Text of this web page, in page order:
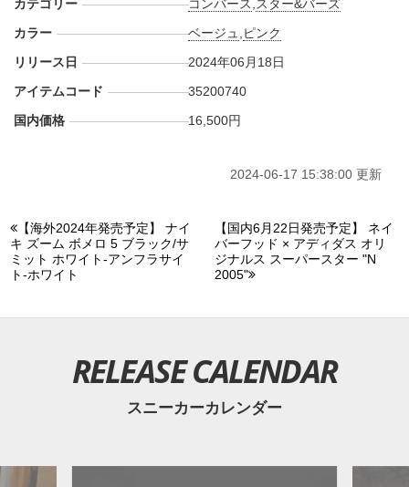
カテゴリー コンバース スター&バーズ
カラー
ベージュ
ピンク
リリース日
2024年06月18日
アイテムコード
35200740
国内価格
16,500円
2024-06-17 15:38:00 更新
【海外2024年発売予定】 ナイ
キ ズーム ボメロ 5 ブラック/サ
ミット ホワイト-アンフラサイ
ト-ホワイト
【国内6月22日発売予定】 ネイ
バーフッド × アディダス オリ
ジナルス スーパースター "N
2005"
RELEASE CALENDAR
スニーカーカレンダー